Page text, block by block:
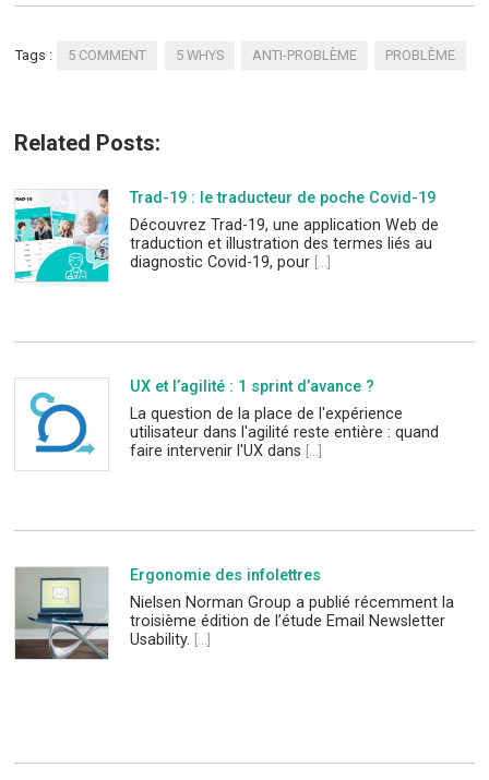
Tags : 5 COMMENT 5 WHYS ANTI-PROBLÈME PROBLÈME
Related Posts:
Trad-19 : le traducteur de poche Covid-19
Découvrez Trad-19, une application Web de
traduction et illustration des termes liés au
diagnostic Covid-19, pour [...]
UX et l’agilité : 1 sprint d’avance ?
La question de la place de l'expérience
utilisateur dans l'agilité reste entière : quand
faire intervenir l'UX dans [...]
Ergonomie des infolettres
Nielsen Norman Group a publié récemment la
troisième édition de l’étude Email Newsletter
Usability. [...]